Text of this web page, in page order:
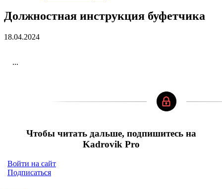
Должностная инструкция буфетчика
18.04.2024
...
Чтобы читать дальше, подпишитесь на
Kadrovik Pro
Войти на сайт
Подписаться